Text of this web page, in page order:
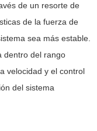
de un resorte de
de la fuerza de
sea más estable.
dentro del rango
velocidad y el control
del sistema